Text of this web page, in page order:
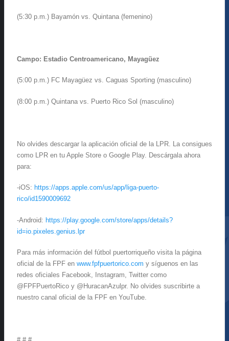
(5:30 p.m.) Bayamón vs. Quintana (femenino)
Campo: Estadio Centroamericano, Mayagüez
(5:00 p.m.) FC Mayagüez vs. Caguas Sporting (masculino)
(8:00 p.m.) Quintana vs. Puerto Rico Sol (masculino)
No olvides descargar la aplicación oficial de la LPR. La consigues
como LPR en tu Apple Store o Google Play. Descárgala ahora
para:
-iOS: https://apps.apple.com/us/app/liga-puerto-
rico/id1590009692
-Android: https://play.google.com/store/apps/details?
id=io.pixeles.genius.lpr
Para más información del fútbol puertorriqueño visita la página
oficial de la FPF en www.fpfpuertorico.com y síguenos en las
redes oficiales Facebook, Instagram, Twitter como
@FPFPuertoRico y @HuracanAzulpr. No olvides suscribirte a
nuestro canal oficial de la FPF en YouTube.